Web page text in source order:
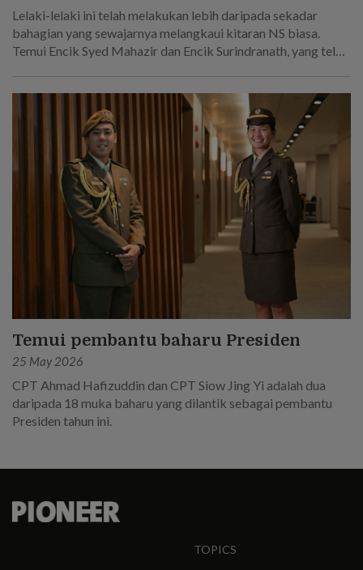
Lelaki-lelaki ini telah melakukan lebih daripada sekadar
bahagian yang sewajarnya melangkaui kitaran NS biasa.
Temui Encik Syed Mahazir dan Encik Surindranath, yang telah
Temui pembantu baharu Presiden
25 May 2026
CPT Ahmad Hafizuddin dan CPT Siow Jing Yi adalah dua
daripada 18 muka baharu yang dilantik sebagai pembantu
Presiden tahun ini.
TOPICS